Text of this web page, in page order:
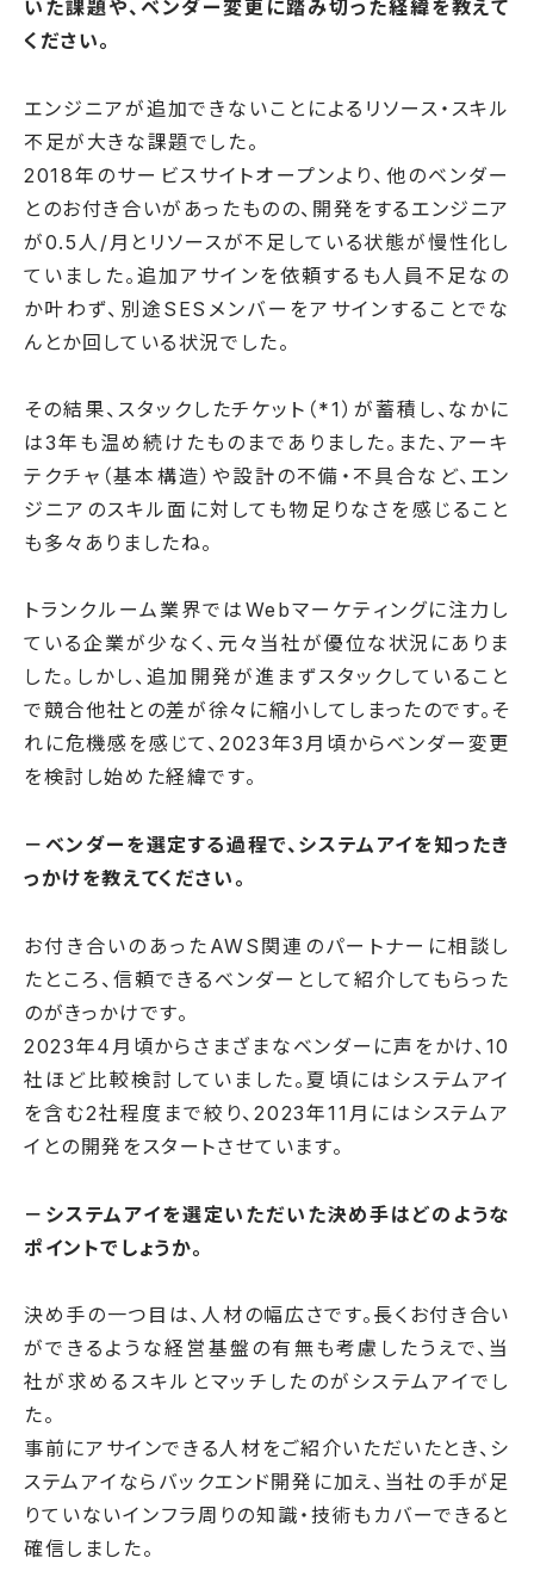
いた課題や、ベンダー変更に踏み切った経緯を教えて
ください。
エンジニアが追加できないことによるリソース・スキル
不足が大きな課題でした。
2018年のサービスサイトオープンより、他のベンダー
とのお付き合いがあったものの、開発をするエンジニア
が0.5人/月とリソースが不足している状態が慢性化し
ていました。追加アサインを依頼するも人員不足なの
か叶わず、別途SESメンバーをアサインすることでな
んとか回している状況でした。
その結果、スタックしたチケット（*1）が蓄積し、なかに
は3年も温め続けたものまでありました。また、アーキ
テクチャ（基本構造）や設計の不備・不具合など、エン
ジニアのスキル面に対しても物足りなさを感じること
も多々ありましたね。
トランクルーム業界ではWebマーケティングに注力し
ている企業が少なく、元々当社が優位な状況にありま
した。しかし、追加開発が進まずスタックしていること
で競合他社との差が徐々に縮小してしまったのです。そ
れに危機感を感じて、2023年3月頃からベンダー変更
を検討し始めた経緯です。
－ベンダーを選定する過程で、システムアイを知ったき
っかけを教えてください。
お付き合いのあったAWS関連のパートナーに相談し
たところ、信頼できるベンダーとして紹介してもらった
のがきっかけです。
2023年4月頃からさまざまなベンダーに声をかけ、10
社ほど比較検討していました。夏頃にはシステムアイ
を含む2社程度まで絞り、2023年11月にはシステムア
イとの開発をスタートさせています。
－システムアイを選定いただいた決め手はどのような
ポイントでしょうか。
決め手の一つ目は、人材の幅広さです。長くお付き合い
ができるような経営基盤の有無も考慮したうえで、当
社が求めるスキルとマッチしたのがシステムアイでし
た。
事前にアサインできる人材をご紹介いただいたとき、シ
ステムアイならバックエンド開発に加え、当社の手が足
りていないインフラ周りの知識・技術もカバーできると
確信しました。